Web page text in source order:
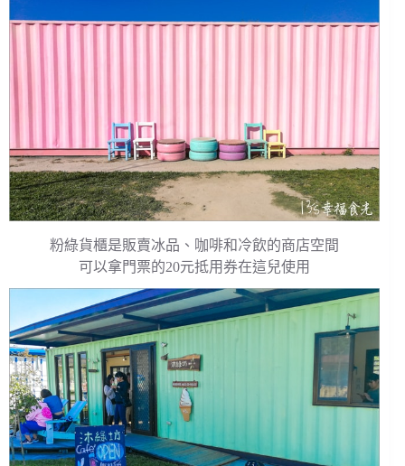
粉綠貨櫃是販賣冰品、咖啡和冷飲的商店空間
可以拿門票的20元抵用券在這兒使用